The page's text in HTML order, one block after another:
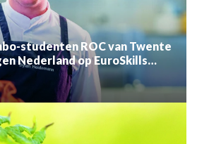
studenten ROC van Twente
Nederland op EuroSkills